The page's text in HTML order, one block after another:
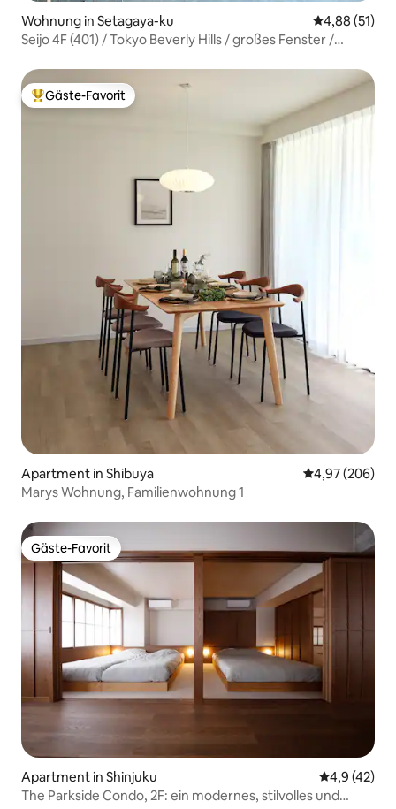
Wohnung in Setagaya-ku
4,88 (51)
Seijo 4F (401) / Tokyo Beverly Hills / großes Fenster /
Himmel / Kunst
Beliebter Gäste-Favorit.
Gäste-Favorit
Apartment in Shibuya
4,97 (206)
Marys Wohnung, Familienwohnung 1
Gäste-Favorit
Gäste-Favorit
Apartment in Shinjuku
4,9 (42)
The Parkside Condo, 2F: ein modernes, stilvolles und